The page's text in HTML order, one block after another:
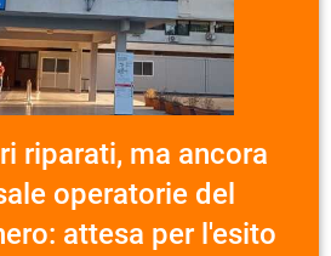
riparati, ma ancora
operatorie del
attesa per l'esito